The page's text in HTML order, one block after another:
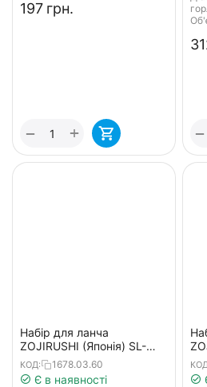
‍197‍ грн.
+
− −
Набір для ланча
ZOJIRUSHI (Японія) SL-
NC09ST сталевий
КОД: 1678.03.60
Є в наявності